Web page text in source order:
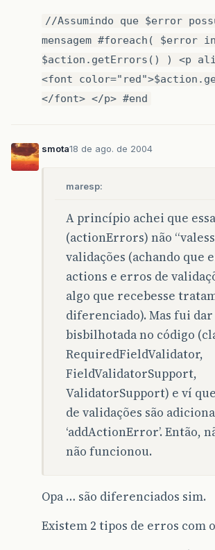
//Assumindo que $error
mensagem #foreach( $error in
$action.getErrors() ) <p
<font
</font> </p> #end
smota18 de ago. de 2004
maresp:
A princípio achei que
(actionErrors) não
validações (achando que
actions e erros de
algo que recebesse
diferenciado). Mas fui
bisbilhotada no código
RequiredFieldValidator,
FieldValidatorSupport,
ValidatorSupport) e ví
de validações são
‘addActionError’. Então,
não funcionou.
Opa … são diferenciados sim.
Existem 2 tipos de erros com